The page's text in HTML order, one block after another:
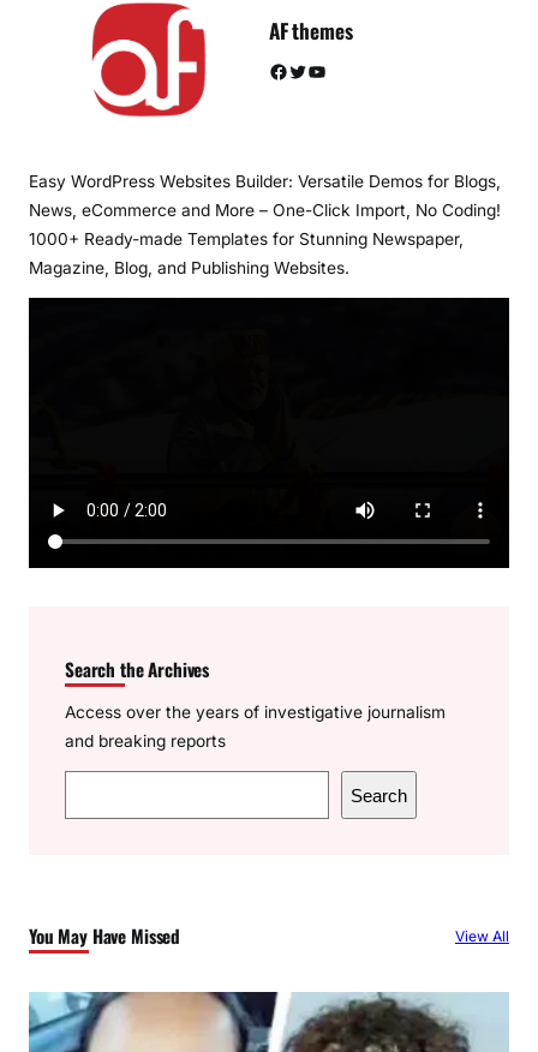
AF themes
Facebook Twitter YouTube
Easy WordPress Websites Builder: Versatile Demos for Blogs,
News, eCommerce and More – One-Click Import, No Coding!
1000+ Ready-made Templates for Stunning Newspaper,
Magazine, Blog, and Publishing Websites.
Search the Archives
Access over the years of investigative journalism
and breaking reports
e
h
Search
You May Have Missed View All